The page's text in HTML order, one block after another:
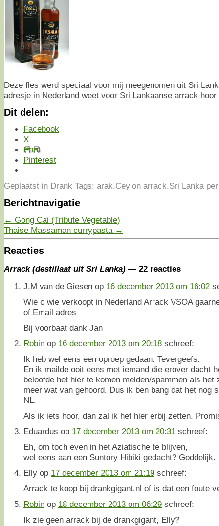
Deze fles werd speciaal voor mij meegenomen uit Sri
adresje in Nederland weet voor Sri Lankaanse arrack
Dit delen:
Facebook
X
Print
Pinterest
Geplaatst in Drank Tags: arak,Ceylon arrack,Sri Lanka
Berichtnavigatie
← Gong Cai (Tribute Vegetable)
Thaise Massaman currypasta →
Reacties
Arrack (destillaat uit Sri Lanka) — 22 reacties
J.M van de Giesen op 16 december 2013 om 16:02
Wie o wie verkoopt in Nederland Arrack VSOA
of Email adres
Bij voorbaat dank Jan
Robin op 16 december 2013 om 20:18 schreef:
Ik heb wel eens een oproep gedaan. Tevergeefs.
En ik mailde ooit eens met iemand die erover dacht
beloofde het hier te komen melden/spammen als het
meer wat van gehoord. Dus ik ben bang dat het nog
NL.
Als ik iets hoor, dan zal ik het hier erbij zetten.
Eduardus op 17 december 2013 om 20:31 schreef:
Eh, om toch even in het Aziatische te blijven,
wel eens aan een Suntory Hibiki gedacht? Goddelijk.
Elly op 17 december 2013 om 21:19 schreef:
Arrack te koop bij drankgigant.nl of is dat een foute
Robin op 18 december 2013 om 06:29 schreef:
Ik zie geen arrack bij de drankgigant, Elly?